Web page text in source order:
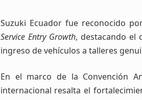
Suzuki Ecuador fue reconocido
Service Entry Growth, destacando el
ingreso de vehículos a talleres
En el marco de la Convención
internacional resalta el